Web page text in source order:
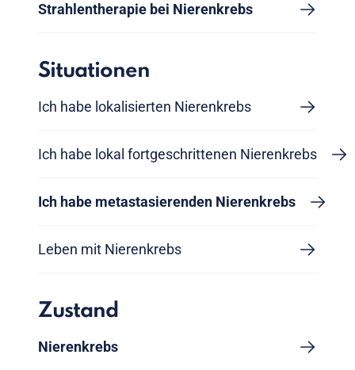
Strahlentherapie bei Nierenkrebs
Situationen
Ich habe lokalisierten Nierenkrebs
Ich habe lokal fortgeschrittenen Nierenkrebs
Ich habe metastasierenden Nierenkrebs
Leben mit Nierenkrebs
Zustand
Nierenkrebs